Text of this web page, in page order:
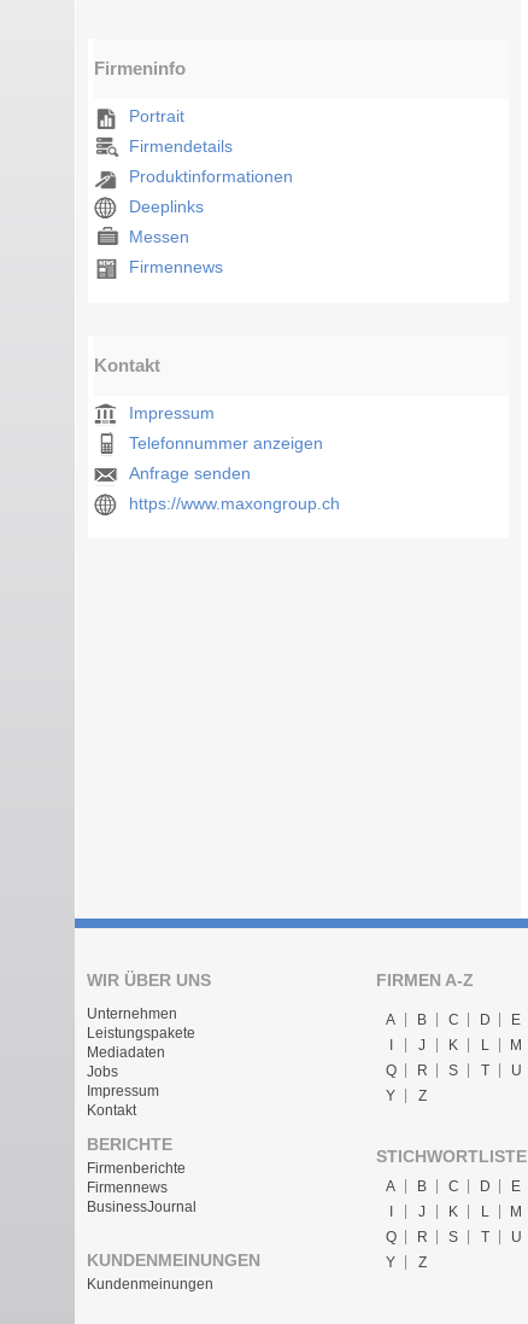
Firmeninfo
Portrait
Firmendetails
Produktinformationen
Deeplinks
Messen
Firmennews
Kontakt
Impressum
Telefonnummer anzeigen
Anfrage senden
https://www.maxongroup.ch
WIR ÜBER UNS
Unternehmen
Leistungspakete
Mediadaten
Jobs
Impressum
Kontakt
BERICHTE
Firmenberichte
Firmennews
BusinessJournal
KUNDENMEINUNGEN
Kundenmeinungen
FIRMEN A-Z
A B C D E
J K L M
Q
R S T U
Y
Z
STICHWORTLISTE
A B C D E
J K L M
Q
R S T U
Y
Z